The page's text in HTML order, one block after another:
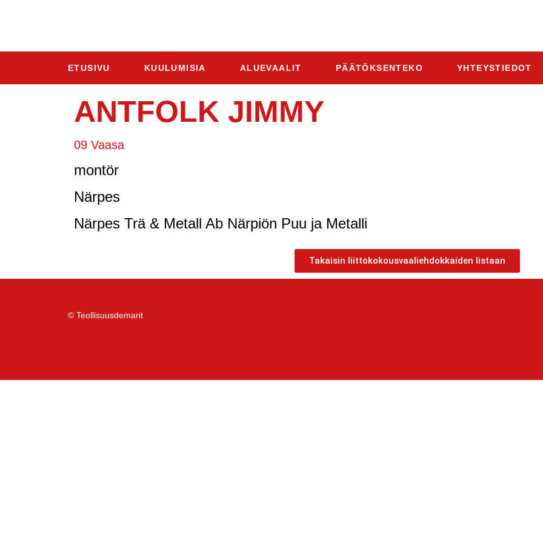
ETUSIVU KUULUMISIA ALUEVAALIT PÄÄTÖKSENTEKO YHTEYSTIEDOT
ANTFOLK JIMMY
09 Vaasa
montör
Närpes
Närpes Trä & Metall Ab Närpiön Puu ja Metalli
Takaisin liittokokousvaaliehdokkaiden listaan
© Teollisuusdemarit